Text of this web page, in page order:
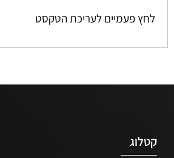
לחץ פעמיים לעריכת הטקסט
קטלוג